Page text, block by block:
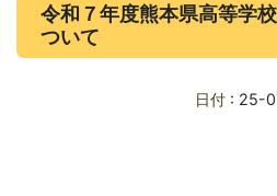
令和７年度熊本県高等学
ついて
日付 : 25-